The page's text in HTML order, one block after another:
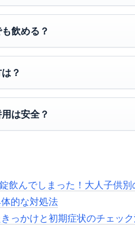
飲める？
？
は安全？
飲んでしまった！大人子供別
的な対処法
っかけと初期症状のチェッ